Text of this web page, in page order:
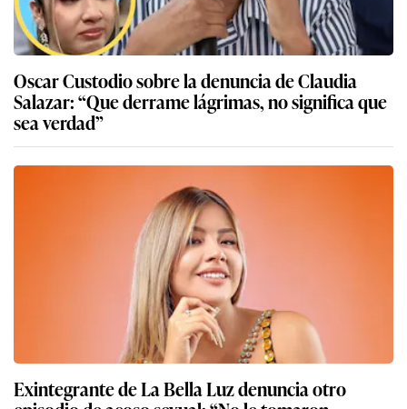
Oscar Custodio sobre la denuncia de Claudia
Salazar: “Que derrame lágrimas, no significa que
sea verdad”
Exintegrante de La Bella Luz denuncia otro